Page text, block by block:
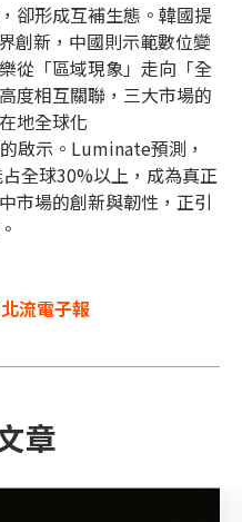
形成互補生態。韓國提
創新，中國則示範數位變
從「區域現象」走向「全
度相互關聯，三大市場的
地全球化
啟示。Luminate預測，
全球30%以上，成為真正
市場的創新與韌性，正引
北流電子報
章